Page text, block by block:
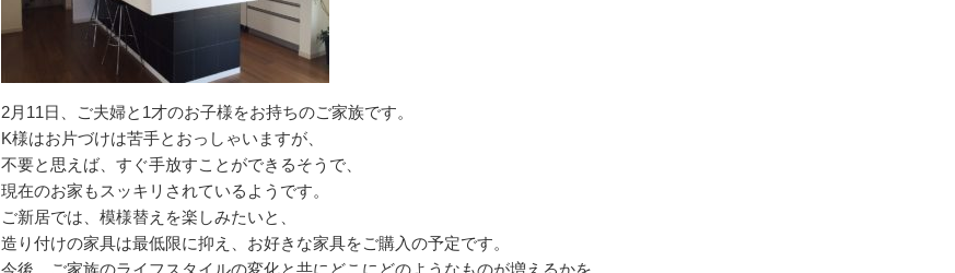
2月11日、ご夫婦と1才のお子様をお持ちのご家族です。
K様はお片づけは苦手とおっしゃいますが、
不要と思えば、すぐ手放すことができるそうで、
現在のお家もスッキリされているようです。
ご新居では、模様替えを楽しみたいと、
造り付けの家具は最低限に抑え、お好きな家具をご購入の予定です。
今後、ご家族のライフスタイルの変化と共にどこにどのようなものが増えるかを